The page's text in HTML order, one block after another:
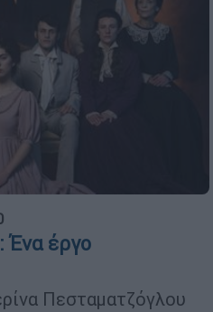
Ένα έργο
Πεσταματζόγλου